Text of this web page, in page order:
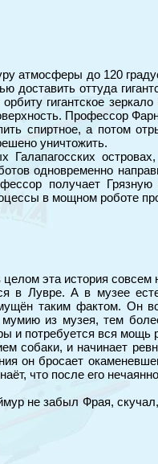
атмосферы до 120
оттуда
гигантское
Профессор
спиртное, а потом
уничтожить.
одновременно
получает
в мощном роботе
эта история совсем
в Лувре. А в музее
таким фактом. Он
из музея, тем
и потребуется вся мощь
собаки, и начинает
он бросает
что после его
не забыл Фрая,